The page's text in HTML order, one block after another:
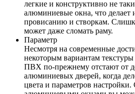
легкие и конструктивно не
алюминиевые окна, что
провисанию и створкам.
может даже сломать раму.
Параметр
Несмотря на современные
некоторым вариантам
ПВХ по-прежнему отстают от
алюминиевых дверей, когда
цвета и параметров